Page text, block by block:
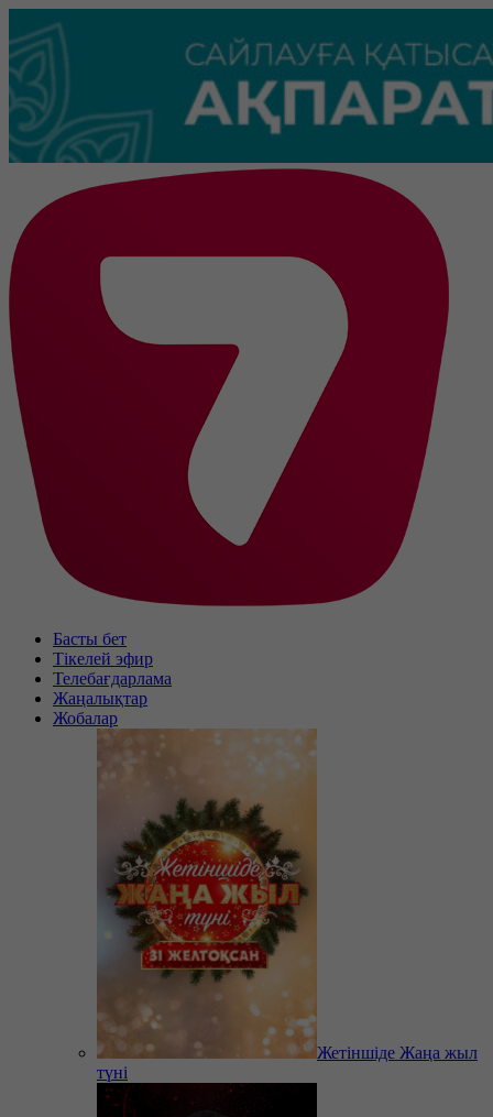
Басты бет
Тікелей эфир
Телебағдарлама
Жаңалықтар
Жобалар
Жетіншіде Жаңа жыл
түні